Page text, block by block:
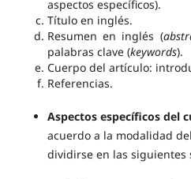
aspectos específicos).
Título en inglés.
Resumen en inglés (
palabras clave (keywords).
Cuerpo del artículo:
Referencias.
Aspectos específicos del
acuerdo a la modalidad
dividirse en las siguientes